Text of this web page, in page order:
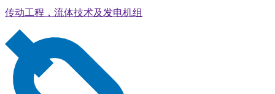
传动工程，流体技术及发电机组